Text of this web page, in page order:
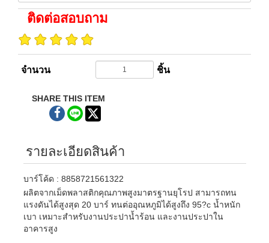
ติดต่อสอบถาม
จำนวน ชิ้น
SHARE THIS ITEM
รายละเอียดสินค้า
บาร์โค้ด : 8858721561322
ผลิตจากเม็ดพลาสติกคุณภาพสูงมาตรฐานยุโรป สามารถทน
แรงดันได้สูงสุด 20 บาร์ ทนต่ออุณหภูมิได้สูงถึง 95?c น้ำหนัก
เบา เหมาะสำหรับงานประปาน้ำร้อน และงานประปาใน
อาคารสูง